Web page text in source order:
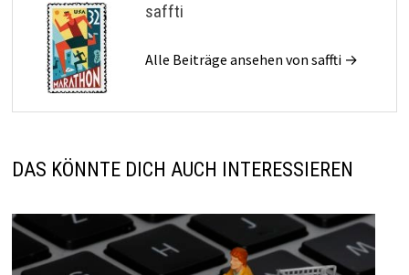
saffti
Alle Beiträge ansehen von saffti →
DAS KÖNNTE DICH AUCH INTERESSIEREN